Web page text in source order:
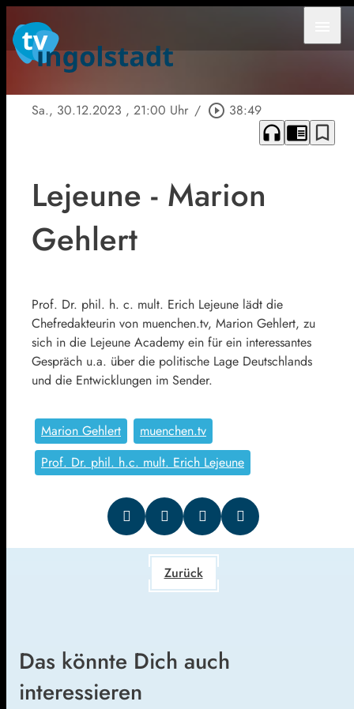
Sa., 30.12.2023 , 21:00 Uhr / play_circle_outline 38:49
headphones chrome_reader_mode bookmark_border
Lejeune - Marion
Gehlert
Prof. Dr. phil. h. c. mult. Erich Lejeune lädt die
Chefredakteurin von muenchen.tv, Marion Gehlert, zu
sich in die Lejeune Academy ein für ein interessantes
Gespräch u.a. über die politische Lage Deutschlands
und die Entwicklungen im Sender.
Marion Gehlert
muenchen.tv
Prof. Dr. phil. h.c. mult. Erich Lejeune
Zurück
Das könnte Dich auch
interessieren